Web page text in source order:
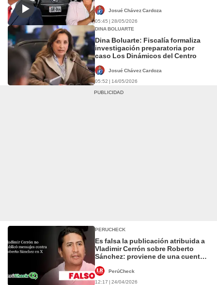
Josué Chávez Cardoza
05:45 | 28/05/2026
DINA BOLUARTE
Dina Boluarte: Fiscalía formaliza
investigación preparatoria por
caso Los Dinámicos del Centro
Josué Chávez Cardoza
05:52 | 14/05/2026
PERUCHECK
Es falsa la publicación atribuida a
Vladimir Cerrón sobre Roberto
Sánchez: proviene de una cuenta
PerúCheck
12:17 | 24/04/2026